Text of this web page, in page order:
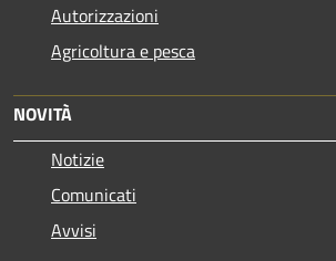
Autorizzazioni
Agricoltura e pesca
NOVITÀ
Notizie
Comunicati
Avvisi